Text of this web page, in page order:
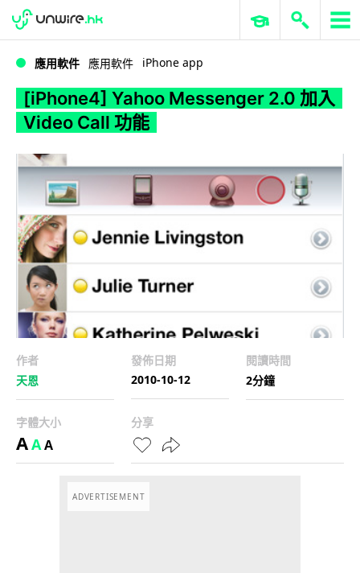
WWDC 2026 ERP 與商業 AI
應用軟件 應用軟件 iPhone app
[iPhone4] Yahoo Messenger 2.0 加入
Video Call 功能
作者
天恩
發佈日期
2010-10-12
閱讀時間
2分鐘
字體大小
AAA
分享
ADVERTISEMENT